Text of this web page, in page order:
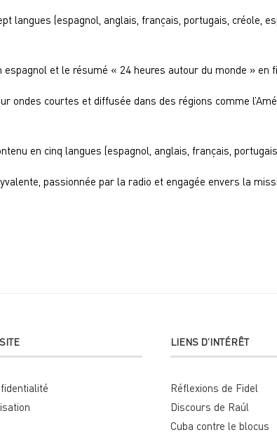
langues (espagnol, anglais, français, portugais, créole,
et le résumé « 24 heures autour du monde » en
ondes courtes et diffusée dans des régions comme
en cinq langues (espagnol, anglais, français,
passionnée par la radio et engagée envers la
LIENS D’INTÉRÊT
Réflexions de Fidel
Discours de Raúl
Cuba contre le blocus